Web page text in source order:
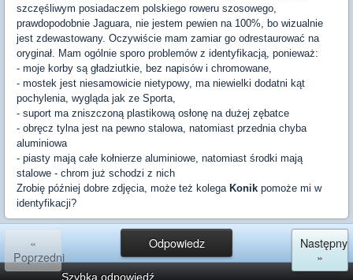
szczęśliwym posiadaczem polskiego roweru szosowego,
prawdopodobnie Jaguara, nie jestem pewien na 100%, bo wizualnie
jest zdewastowany. Oczywiście mam zamiar go odrestaurować na
oryginał. Mam ogólnie sporo problemów z identyfikacją, ponieważ:
- moje korby są gładziutkie, bez napisów i chromowane,
- mostek jest niesamowicie nietypowy, ma niewielki dodatni kąt
pochylenia, wygląda jak ze Sporta,
- suport ma zniszczoną plastikową osłonę na dużej zębatce
- obręcz tylna jest na pewno stalowa, natomiast przednia chyba
aluminiowa
- piasty mają całe kołnierze aluminiowe, natomiast środki mają
stalowe - chrom już schodzi z nich
Zrobię później dobre zdjęcia, może też kolega Konik pomoże mi w
identyfikacji?
Odpowiedz
«
Poprzedni
Następny
»
Szybka odpowiedź